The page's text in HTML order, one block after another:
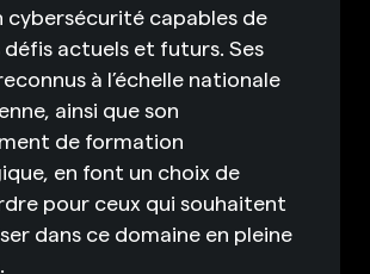
cybersécurité capables de
défis actuels et futurs. Ses
à l’échelle nationale
ainsi que son
de formation
en font un choix de
pour ceux qui souhaitent
dans ce domaine en pleine